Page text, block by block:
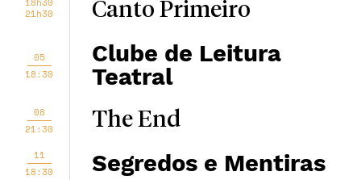
21h30
Canto Primeiro
05
18:30
Clube de Leitura
Teatral
08
21:30
The End
11
18:30
Segredos e Mentiras